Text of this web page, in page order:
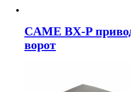
CAME BX-P
ворот